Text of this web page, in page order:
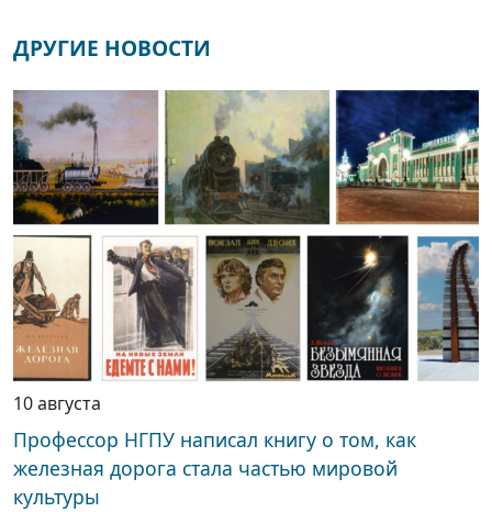
ДРУГИЕ НОВОСТИ
10 августа
Профессор НГПУ написал книгу о том, как
железная дорога стала частью мировой
культуры